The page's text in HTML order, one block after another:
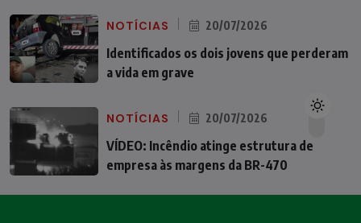
NOTÍCIAS 20/07/2026
Identificados os dois jovens que perderam
a vida em grave
NOTÍCIAS 20/07/2026
VÍDEO: Incêndio atinge estrutura de
empresa às margens da BR-470